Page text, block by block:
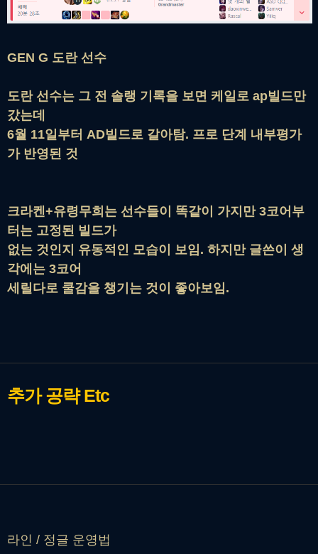
GEN G 도란 선수
도란 선수는 그 전 솔랭 기록을 보면 케일로 ap빌드만
갔는데
6월 11일부터 AD빌드로 갈아탐. 프로 단계 내부평가
가 반영된 것
크라켄+유령무희는 선수들이 똑같이 가지만 3코어부
터는 고정된 빌드가
없는 것인지 유동적인 모습이 보임. 하지만 글쓴이 생
각에는 3코어
세릴다로 쿨감을 챙기는 것이 좋아보임.
추가 공략Etc
라인 / 정글 운영법